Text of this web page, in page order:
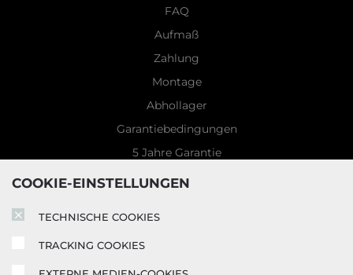
COOKIE-EINSTELLUNGEN
TECHNISCHE COOKIES
TRACKING COOKIES
FAQ
Aufmaß
Zahlung
Montage
Abhollager
Garantiebedingungen
5 Jahre Garantie
Blog